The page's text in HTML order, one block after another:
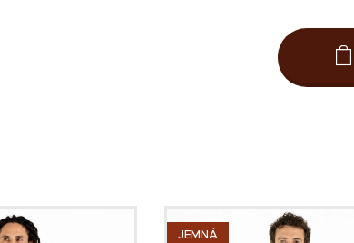
JEMNÁ